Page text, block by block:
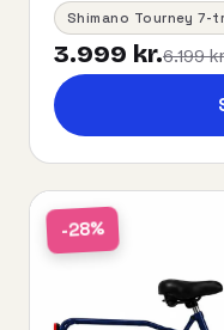
Shimano Tourney 7-
3.999 kr.6.199
-28%